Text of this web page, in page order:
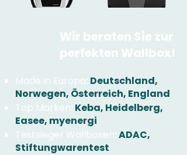
Wir beraten Sie zur
perfekten Wallbox!
Made in Europa: Deutschland,
Norwegen, Österreich, England
Top Marken: Keba, Heidelberg,
Easee, myenergi
Testsieger Wallboxen:ADAC,
Stiftungwarentest